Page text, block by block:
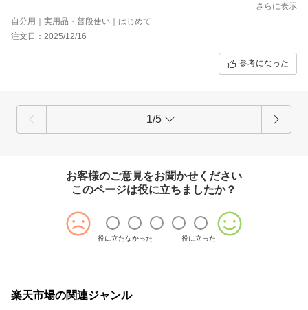
さらに表示
自分用｜実用品・普段使い｜はじめて
注文日：2025/12/16
参考になった
1/5
お客様のご意見をお聞かせください
このページは役に立ちましたか？
役に立たなかった 役に立った
楽天市場の関連ジャンル